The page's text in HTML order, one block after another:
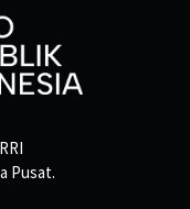
Pusat.